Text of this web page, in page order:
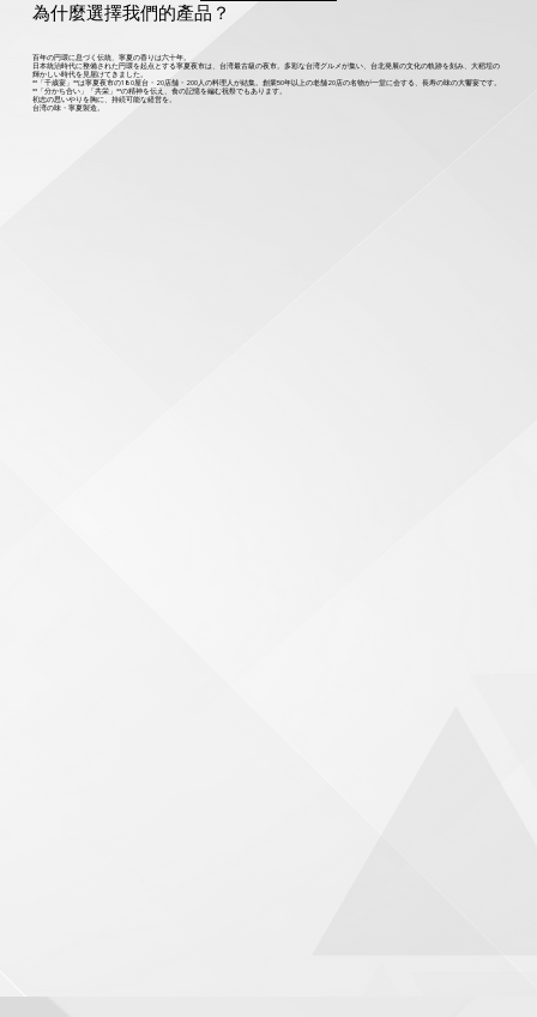
為什麼選擇我們的產品？
百年の円環に息づく伝統、寧夏の香りは六十年。
日本統治時代に整備された円環を起点とする寧夏夜市は、台湾最古級の夜市。多彩な台湾グルメが集い、台北発展の文化の軌跡を刻み、大稻埕の
輝かしい時代を見届けてきました。
**「千歳宴」**は寧夏夜市の180屋台・20店舗・200人の料理人が結集。創業50年以上の老舗20店の名物が一堂に会する、長寿の味の大饗宴です。
**「分かち合い」「共栄」**の精神を伝え、食の記憶を編む祝祭でもあります。
初志の思いやりを胸に、持続可能な経営を。
台湾の味・寧夏製造。